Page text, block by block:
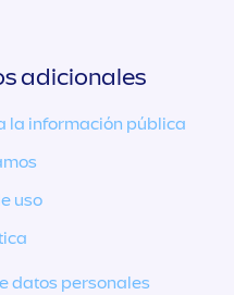
adicionales
la información pública
uso
datos personales